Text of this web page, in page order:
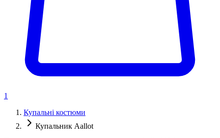
1
Купальні костюми
Купальник Aallot